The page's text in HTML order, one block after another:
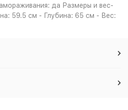
да Размеры и вес-
59.5 см - Глубина: 65 см - Вес: